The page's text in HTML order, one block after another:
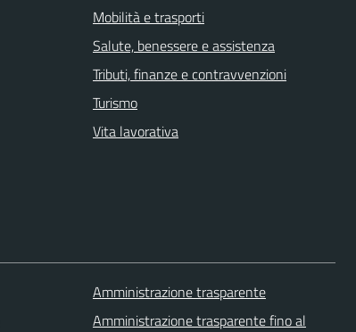
Mobilità e trasporti
Salute, benessere e assistenza
Tributi, finanze e contravvenzioni
Turismo
Vita lavorativa
Amministrazione trasparente
Amministrazione trasparente fino al